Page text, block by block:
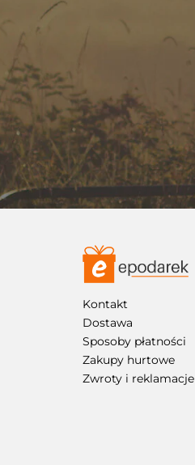
Kontakt
Dostawa
Sposoby płatności
Zakupy hurtowe
Zwroty i reklamacje